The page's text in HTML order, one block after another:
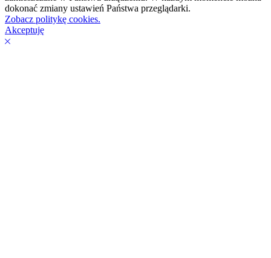
dokonać zmiany ustawień Państwa przeglądarki.
Zobacz politykę cookies.
Akceptuję